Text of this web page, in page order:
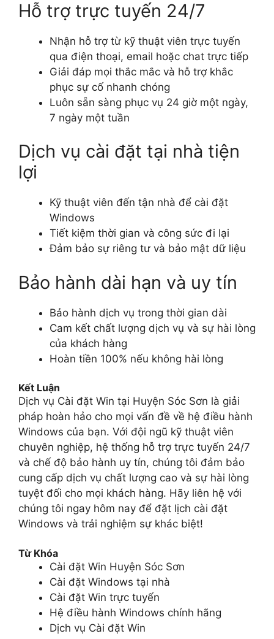
Hỗ trợ trực tuyến 24/7
Nhận hỗ trợ từ kỹ thuật viên trực tuyến
qua điện thoại, email hoặc chat trực tiếp
Giải đáp mọi thắc mắc và hỗ trợ khắc
phục sự cố nhanh chóng
Luôn sẵn sàng phục vụ 24 giờ một ngày,
7 ngày một tuần
Dịch vụ cài đặt tại nhà tiện
lợi
Kỹ thuật viên đến tận nhà để cài đặt
Windows
Tiết kiệm thời gian và công sức đi lại
Đảm bảo sự riêng tư và bảo mật dữ liệu
Bảo hành dài hạn và uy tín
Bảo hành dịch vụ trong thời gian dài
Cam kết chất lượng dịch vụ và sự hài lòng
của khách hàng
Hoàn tiền 100% nếu không hài lòng
Kết Luận
Dịch vụ Cài đặt Win tại Huyện Sóc Sơn là giải
pháp hoàn hảo cho mọi vấn đề về hệ điều hành
Windows của bạn. Với đội ngũ kỹ thuật viên
chuyên nghiệp, hệ thống hỗ trợ trực tuyến 24/7
và chế độ bảo hành uy tín, chúng tôi đảm bảo
cung cấp dịch vụ chất lượng cao và sự hài lòng
tuyệt đối cho mọi khách hàng. Hãy liên hệ với
chúng tôi ngay hôm nay để đặt lịch cài đặt
Windows và trải nghiệm sự khác biệt!
Từ Khóa
Cài đặt Win Huyện Sóc Sơn
Cài đặt Windows tại nhà
Cài đặt Win trực tuyến
Hệ điều hành Windows chính hãng
Dịch vụ Cài đặt Win